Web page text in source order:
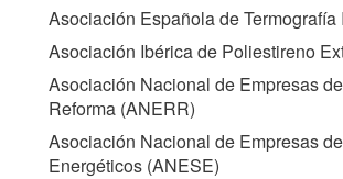
Asociación Española de Termografía
Asociación Ibérica de Poliestireno
Asociación Nacional de Empresas
Reforma (ANERR)
Asociación Nacional de Empresas
Energéticos (ANESE)